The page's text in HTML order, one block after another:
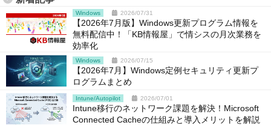
Windows 2026/07/31
【2026年7月版】Windows更新プログラム情報を
無料配信中！「KB情報屋」で情シスの月次業務を
効率化
Windows 2026/07/15
【2026年7月】Windows定例セキュリティ更新プ
ログラムまとめ
Intune/Autopilot 2026/07/01
Intune移行のネットワーク課題を解決！Microsoft
Connected Cacheの仕組みと導入メリットを解説